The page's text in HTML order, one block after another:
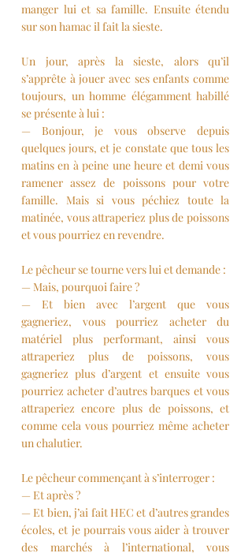
manger lui et sa famille. Ensuite étendu
sur son hamac il fait la sieste.
Un jour, après la sieste, alors qu’il
s’apprête à jouer avec ses enfants comme
toujours, un homme élégamment habillé
se présente à lui :
— Bonjour, je vous observe depuis
quelques jours, et je constate que tous les
matins en à peine une heure et demi vous
ramener assez de poissons pour votre
famille. Mais si vous péchiez toute la
matinée, vous attraperiez plus de poissons
et vous pourriez en revendre.
Le pêcheur se tourne vers lui et demande :
— Mais, pourquoi faire ?
— Et bien avec l’argent que vous
gagneriez, vous pourriez acheter du
matériel plus performant, ainsi vous
attraperiez plus de poissons, vous
gagneriez plus d’argent et ensuite vous
pourriez acheter d’autres barques et vous
attraperiez encore plus de poissons, et
comme cela vous pourriez même acheter
un chalutier.
Le pêcheur commençant à s’interroger :
— Et après ?
— Et bien, j’ai fait HEC et d’autres grandes
écoles, et je pourrais vous aider à trouver
des marchés à l’international, vous